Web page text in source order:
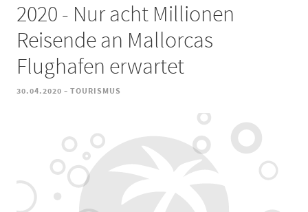
2020 - Nur acht Millionen
Reisende an Mallorcas
Flughafen erwartet
30.04.2020 - TOURISMUS